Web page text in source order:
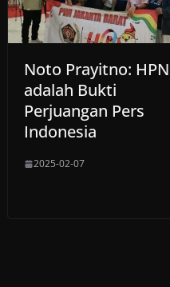
Noto Prayitno: HPN
adalah Bukti
Perjuangan Pers
Indonesia
2025-02-07